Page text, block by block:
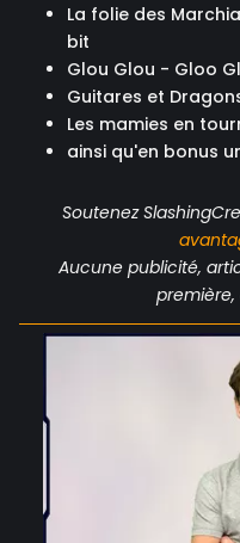
La folie des
bit
Glou Glou - Gloo
Guitares et
Les mamies en
ainsi qu'en bonus
Soutenez
Aucune publicité,
première,